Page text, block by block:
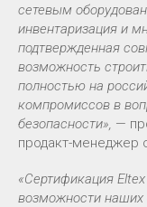
сетевым
инвентаризация и
подтвержденная
возможность
полностью на
компромиссов в
безопасности», —
продакт-менеджер
«Сертификация
возможности наших